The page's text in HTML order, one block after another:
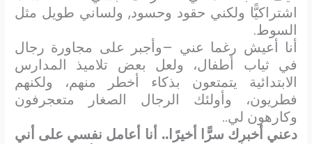
اشتراكيًّا ولكني حقود وحسود, ولساني طويل مثل
السوط.
أنا أعيش رغما عني –وأجبر على مجاورة رجال
في ثياب أطفال، ولعل بعض تلاميذ المدارس
الابتدائية يتمتعون بذكاء أخطر منهم، ولكنهم
فطريون، وأولئك الرجال الصغار متعجرفون
وكارهون لي..
دعني أخبرك سرًّا أخيرًا.. أنا أعامل نفسي على أني